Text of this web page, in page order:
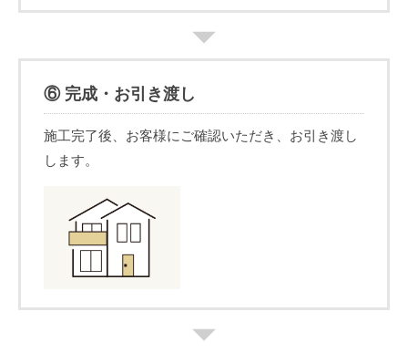
⑥ 完成・お引き渡し
施工完了後、お客様にご確認いただき、お引き渡し
します。